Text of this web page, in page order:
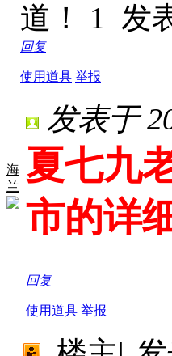
道！ 1 发
回复
使用道具 举报
海
兰
发表于
夏七九
市的详
回复
使用道具 举报